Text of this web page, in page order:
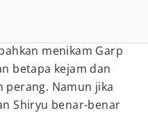
menikam Garp
betapa kejam dan
perang. Namun jika
Shiryu benar-benar